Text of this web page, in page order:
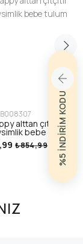
alttan çıtçıtlı
bebe tulum
₺854,99 %5 İNDİRİM KODU